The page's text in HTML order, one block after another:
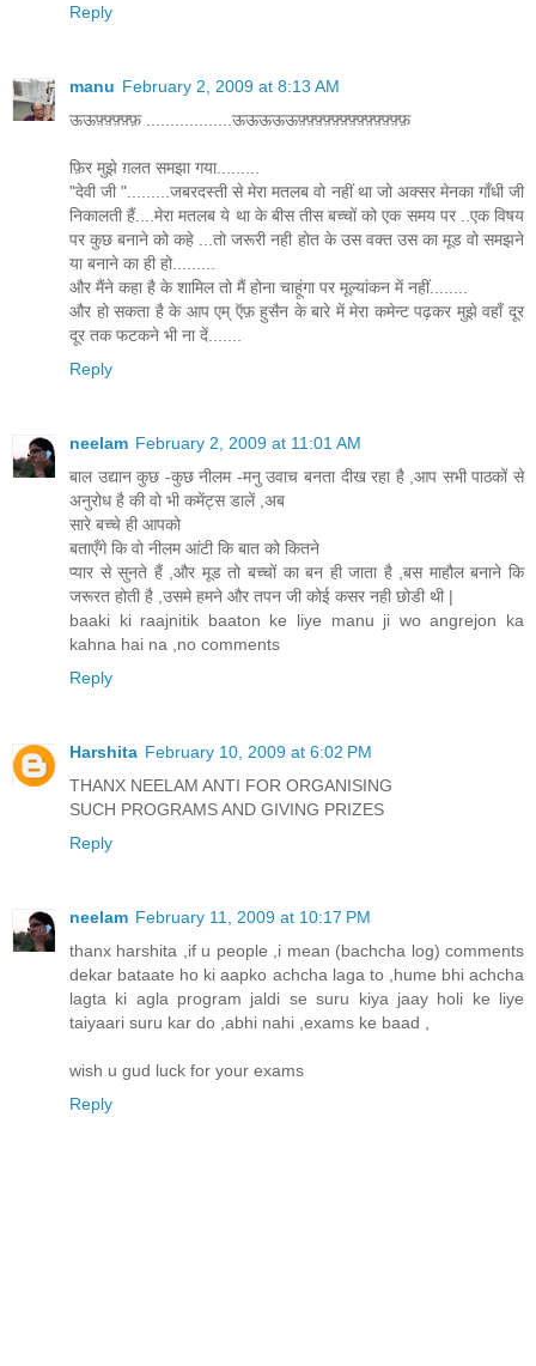
Reply
manu February 2, 2009 at 8:13 AM
ऊऊफ़्फ़्फ़्फ़्फ़ ..................ऊऊऊऊऊफ़्फ़्फ़्फ़्फ़्फ़्फ़्फ़्फ़्फ़्फ़्फ़्फ़
फ़िर मुझे ग़लत समझा गया.........
"देवी जी ".........जबरदस्ती से मेरा मतलब वो नहीं था जो अक्सर मेनका गाँधी जी
निकालती हैं....मेरा मतलब ये था के बीस तीस बच्चों को एक समय पर ..एक विषय
पर कुछ बनाने को कहे ...तो जरूरी नही होत के उस वक्त उस का मूड वो समझने
या बनाने का ही हो.........
और मैंने कहा है के शामिल तो मैं होना चाहूंगा पर मूल्यांकन में नहीं........
और हो सकता है के आप एम् ऍफ़ हुसैन के बारे में मेरा कमेन्ट पढ़कर मुझे वहाँ दूर
दूर तक फटकने भी ना दें.......
Reply
neelam February 2, 2009 at 11:01 AM
बाल उद्यान कुछ -कुछ नीलम -मनु उवाच बनता दीख रहा है ,आप सभी पाठकों से
अनुरोध है की वो भी कमेंट्स डालें ,अब
सारे बच्चे ही आपको
बताएँगे कि वो नीलम आंटी कि बात को कितने
प्यार से सुनते हैं ,और मूड तो बच्चों का बन ही जाता है ,बस माहौल बनाने कि
जरूरत होती है ,उसमे हमने और तपन जी कोई कसर नही छोडी थी |
baaki ki raajnitik baaton ke liye manu ji wo angrejon ka
kahna hai na ,no comments
Reply
Harshita February 10, 2009 at 6:02 PM
THANX NEELAM ANTI FOR ORGANISING
SUCH PROGRAMS AND GIVING PRIZES
Reply
neelam February 11, 2009 at 10:17 PM
thanx harshita ,if u people ,i mean (bachcha log) comments
dekar bataate ho ki aapko achcha laga to ,hume bhi achcha
lagta ki agla program jaldi se suru kiya jaay holi ke liye
taiyaari suru kar do ,abhi nahi ,exams ke baad ,
wish u gud luck for your exams
Reply